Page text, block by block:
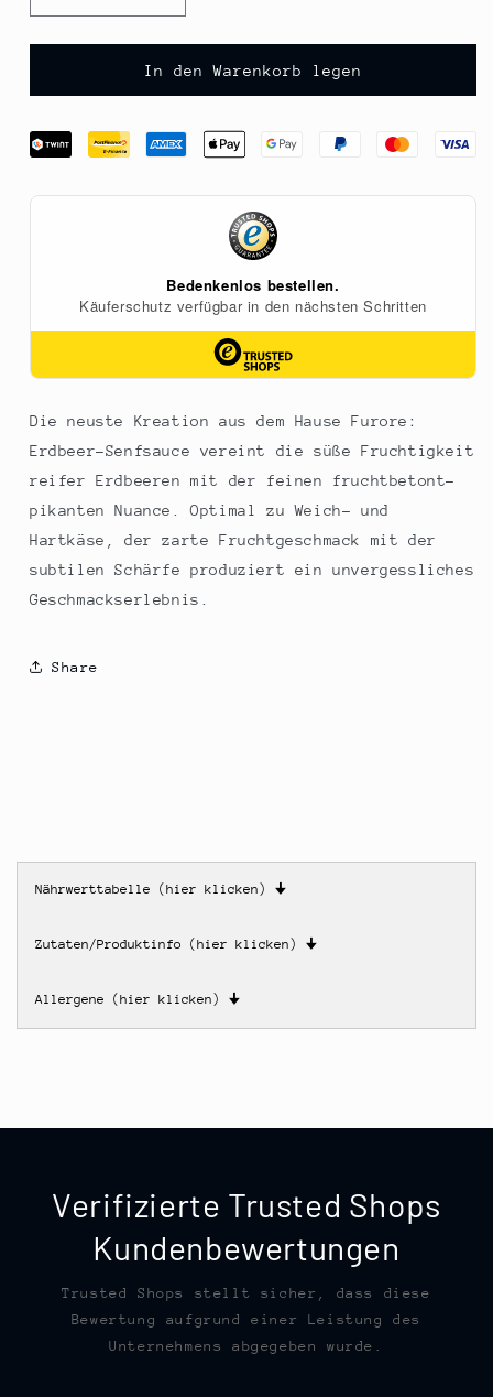
die
Menge
Erdbeer-
Furore,
130
die
Menge
für
Erdbeer-
Furore,
130
In den Warenkorb legen
Die neuste Kreation aus dem Hause Furore:
Erdbeer-Senfsauce vereint die süße Fruchtigkeit
reifer Erdbeeren mit der feinen fruchtbetont-
pikanten Nuance. Optimal zu Weich- und
Hartkäse, der zarte Fruchtgeschmack mit der
subtilen Schärfe produziert ein unvergessliches
Geschmackserlebnis.
Share
Nährwerttabelle (hier klicken) 🠋
Zutaten/Produktinfo (hier klicken) 🠋
Allergene (hier klicken) 🠋
Verifizierte Trusted Shops
Kundenbewertungen
Trusted Shops stellt sicher, dass diese
Bewertung aufgrund einer Leistung des
Unternehmens abgegeben wurde.